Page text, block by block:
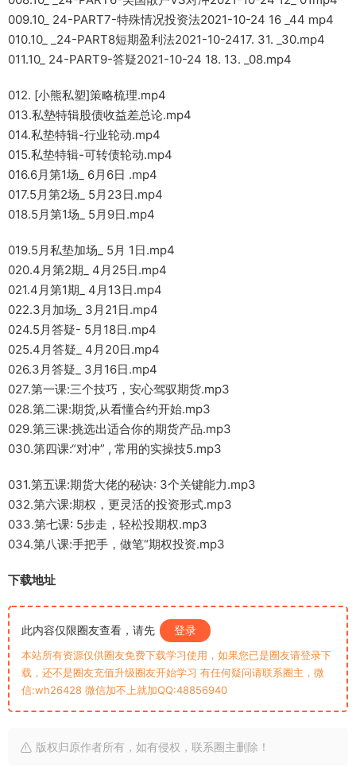
009.10_ 24-PART7-特殊情况投资法2021-10-24 16 _44 mp4
010.10_ _24-PART8短期盈利法2021-10-2417. 31. _30.mp4
011.10_ 24-PART9-答疑2021-10-24 18. 13. _08.mp4
012. [小熊私塑]策略梳理.mp4
013.私墊特辑股债收益差总论.mp4
014.私垫特辑-行业轮动.mp4
015.私垫特辑-可转债轮动.mp4
016.6月第1场_ 6月6日 .mp4
017.5月第2场_ 5月23日.mp4
018.5月第1场_ 5月9日.mp4
019.5月私垫加场_ 5月 1日.mp4
020.4月第2期_ 4月25日.mp4
021.4月第1期_ 4月13日.mp4
022.3月加场_ 3月21日.mp4
024.5月答疑- 5月18日.mp4
025.4月答疑_ 4月20日.mp4
026.3月答疑_ 3月16日.mp4
027.第一课:三个技巧，安心驾驭期货.mp3
028.第二课:期货,从看懂合约开始.mp3
029.第三课:挑选出适合你的期货产品.mp3
030.第四课:“对冲” , 常用的实操技5.mp3
031.第五课:期货大佬的秘诀: 3个关键能力.mp3
032.第六课:期权，更灵活的投资形式.mp3
033.第七课: 5步走，轻松投期权.mp3
034.第八课:手把手，做笔“期权投资.mp3
下载地址
此内容仅限圈友查看，请先 登录
本站所有资源仅供圈友免费下载学习使用，如果您已是圈友请登录下
载，还不是圈友充值升级圈友开始学习 有任何疑问请联系圈主，微
信:wh26428 微信加不上就加QQ:48856940
版权归原作者所有，如有侵权，联系圈主删除！